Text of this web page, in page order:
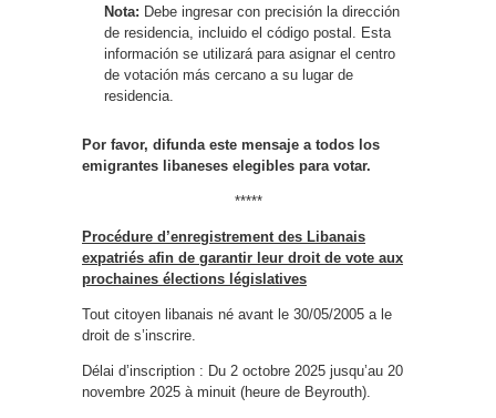
Nota: Debe ingresar con precisión la dirección
de residencia, incluido el código postal. Esta
información se utilizará para asignar el centro
de votación más cercano a su lugar de
residencia.
Por favor, difunda este mensaje a todos los
emigrantes libaneses elegibles para votar.
*****
Procédure d’enregistrement des Libanais
expatriés afin de garantir leur droit de vote aux
prochaines élections législatives
Tout citoyen libanais né avant le 30/05/2005 a le
droit de s’inscrire.
Délai d’inscription : Du 2 octobre 2025 jusqu’au 20
novembre 2025 à minuit (heure de Beyrouth).